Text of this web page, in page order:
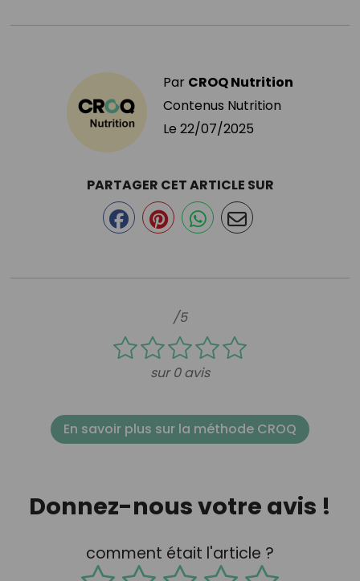
Par CROQ Nutrition
Contenus Nutrition
Le 22/07/2025
/5
sur 0 avis
PARTAGER CET ARTICLE SUR
En savoir plus sur la méthode CROQ
Donnez-nous votre avis !
comment était l'article ?